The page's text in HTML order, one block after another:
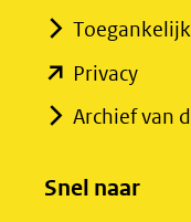
Privacy(opent
in
Archief van
Snel naar